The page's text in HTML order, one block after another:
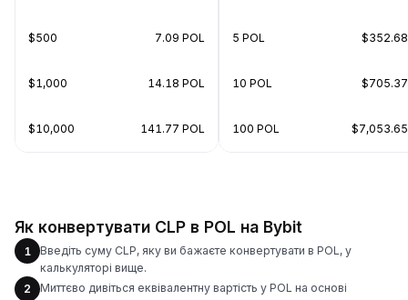
$500 7.09 POL
$1,000 14.18 POL
$10,000 141.77 POL
5 POL $352.68
10 POL $705.37
100 POL $7,053.65
Як конвертувати CLP в POL на Bybit
1
Введіть суму CLP, яку ви бажаєте конвертувати в POL, у
калькуляторі вище.
2
Миттєво дивіться еквівалентну вартість у POL на основі